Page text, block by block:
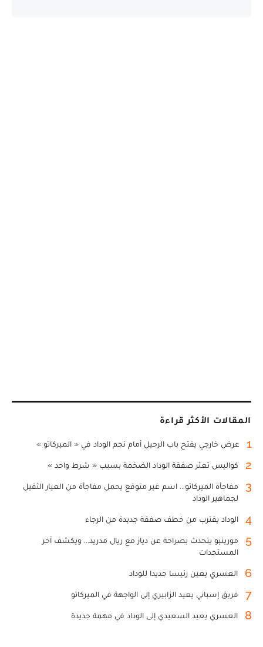
المقالات الأكثر قراءة
1 عرض خارجي يفتح باب الرحيل أمام نجم الوداد في « الميركاتو »
2 كواليس تعثر صفقة الوداد الضخمة بسبب « شرط واحد »
3
مفاجأة الميركاتو... اسم غير متوقع يحمل مفاجأة من العيار الثقيل
لجماهير الوداد
4 الوداد يقترب من خطف صفقة جديدة من الرجاء
5
مورينيو يتحدث بصراحة عن دياز مع ريال مدريد... ويكشف آخر
المستجدات
6 العسري يعين رئيسا جديدا للوداد
7 فريق إسباني يعيد الزابيري إلى الواجهة في الميركاتو
8 العسري يعيد السعيدي إلى الوداد في مهمة جديدة